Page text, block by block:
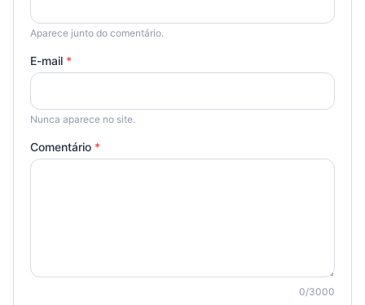
Aparece junto do comentário.
E-mail *
Nunca aparece no site.
Comentário *
0/3000